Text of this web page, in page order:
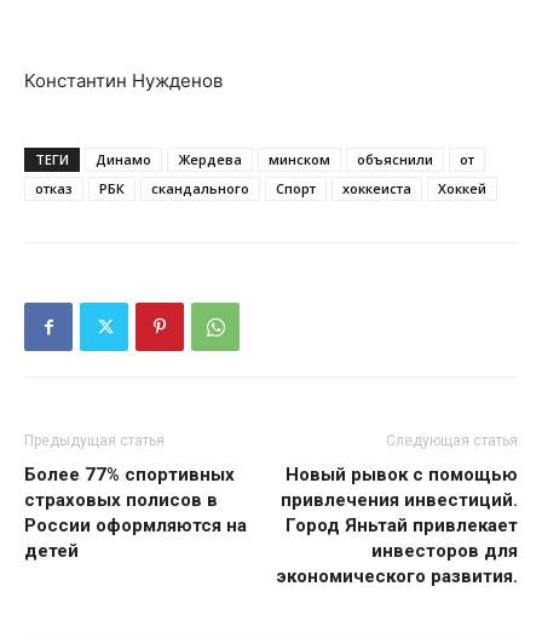
Константин Нужденов
ТЕГИ Динамо Жердева минском объяснили
от
отказ
РБК скандального Спорт хоккеиста Хоккей
Предыдущая статья
Более 77% спортивных
страховых полисов в
России оформляются на
детей
Следующая статья
Новый рывок с помощью
привлечения инвестиций.
Город Яньтай привлекает
инвесторов для
экономического развития.